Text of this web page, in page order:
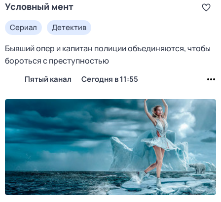
Условный мент
Сериал Детектив
Бывший опер и капитан полиции объединяются, чтобы
бороться с преступностью
Пятый канал Сегодня в 11:55